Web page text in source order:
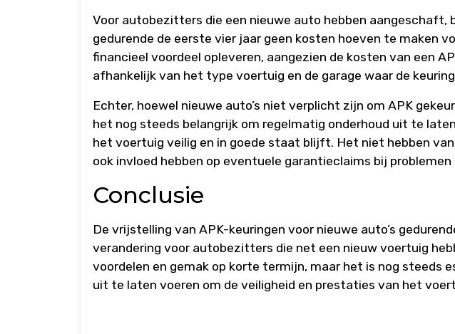
Voor autobezitters die een nieuwe auto hebben
gedurende de eerste vier jaar geen kosten hoeven te maken
financieel voordeel opleveren, aangezien de kosten van een
afhankelijk van het type voertuig en de garage waar de
Echter, hoewel nieuwe auto’s niet verplicht zijn om APK
het nog steeds belangrijk om regelmatig onderhoud uit te
het voertuig veilig en in goede staat blijft. Het niet hebben
ook invloed hebben op eventuele garantieclaims bij
Conclusie
De vrijstelling van APK-keuringen voor nieuwe auto’s
verandering voor autobezitters die net een nieuw voertuig
voordelen en gemak op korte termijn, maar het is nog steeds
uit te laten voeren om de veiligheid en prestaties van het